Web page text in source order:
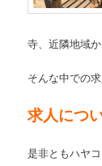
寺、近隣地域
そんな中での
求人につ
是非ともハヤ